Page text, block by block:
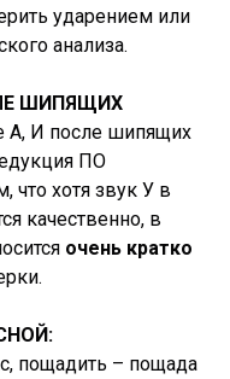
ударением или
анализа.
ШИПЯЩИХ
А, И после шипящих
ПО
хотя звук У в
качественно, в
очень кратко
пощадить – пощада